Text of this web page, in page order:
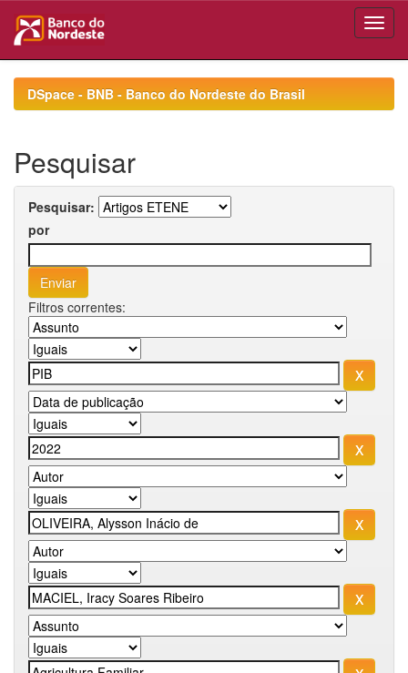
navigationDSpace - BNB - Banco do Nordeste do Brasil
Pesquisar
Pesquisar:
por
Filtros correntes: